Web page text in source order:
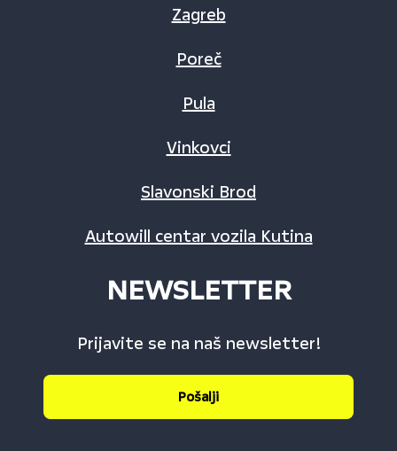
Zagreb
Poreč
Pula
Vinkovci
Slavonski Brod
Autowill centar vozila Kutina
NEWSLETTER
Prijavite se na naš newsletter!
Pošalji